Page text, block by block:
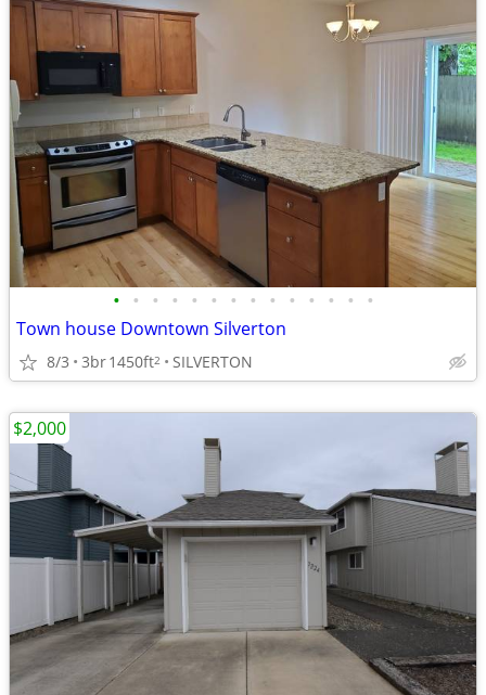
• • • • • • • • • • • • • •
Town house Downtown Silverton
8/3 3br1450ft2 SILVERTON
$2,000